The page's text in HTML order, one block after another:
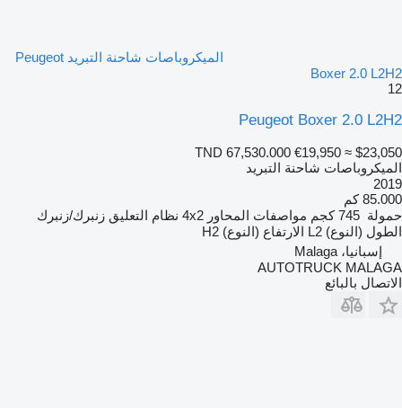
الميكروباصات شاحنة التبريد Peugeot
Boxer 2.0 L2H2
12
Peugeot Boxer 2.0 L2H2
TND 67,530.000 €19,950 ≈ $23,050
الميكروباصات شاحنة التبريد
2019
85.000 كم
حمولة 745 كجم مواصفات المحاور 4x2 نظام التعليق زنبرك/زنبرك
الطول (النوع) L2 الارتفاع (النوع) H2
إسبانيا، Malaga
AUTOTRUCK MALAGA
الاتصال بالبائع